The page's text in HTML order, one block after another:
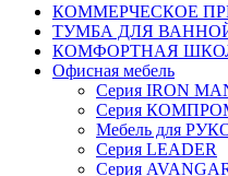
КОММЕРЧЕСКОЕ
ТУМБА ДЛЯ ВАННОЙ
КОМФОРТНАЯ
Офисная мебель
Серия IRON
Серия
Мебель для
Серия LEADER
Серия